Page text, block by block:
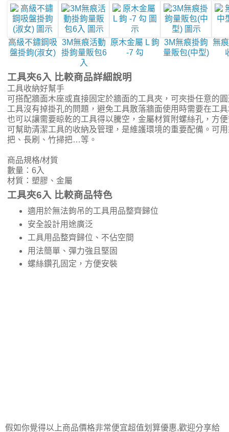
高級不鏽鋼吸
盤掛鉤(淑女)
3M無痕活動
掛鉤量販包6
入
原木金屬 L 鉤
-7 勾
3M無痕掛鉤
量販包(中型)
無
工具夾6入 比較商品詳細說明
工具收納好幫手
可搭配牆面木座或直接固定於牆面的工具夾，可夾掛任意的
工具沒有掉掛孔的問題，避免工具散落牆面使用時需要在工
也可以讓需要晾乾的工具得以騰空，金屬材質附螺絲孔，方
可幫助清潔工具的收納及管理，是維護環境的重要配備。可
把、長刷、竹掃把…等。
商品規格/材質
數量：6入
材質：塑膠、金屬
工具夾6入 比較商品特色
適用於無法鉤吊的工具用品整齊歸位
安全設計用途廣泛
工具用品整齊歸位、不佔空間
用法簡單、彈力強且堅固
螺絲鑽孔固定，方便安裝
假如你覺得以上商品價格非常便宜超值划算優惠,歡迎分享給